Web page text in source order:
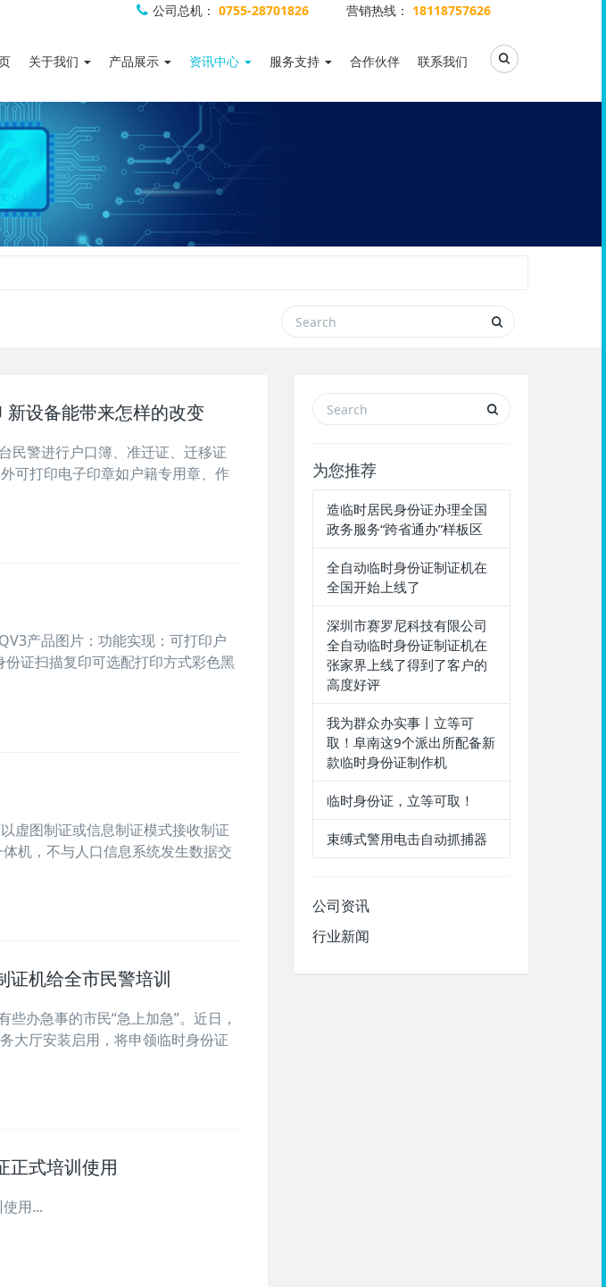
公司总机： 0755-28701826 营销热线： 18118757626
Toggle Search
关于我们 产品展示 资讯中心 服务支持 合作伙伴 联系我们
新设备能带来怎样的改变
民警进行户口簿、准迁证、迁移证
可打印电子印章如户籍专用章、作
产品图片：功能实现：可打印户
证扫描复印可选配打印方式彩色黑
虚图制证或信息制证模式接收制证
机，不与人口信息系统发生数据交
证机给全市民警培训
办急事的市民“急上加急”。近日，
大厅安装启用，将申领临时身份证
正式培训使用
用...
为您推荐
造临时居民身份证办理全国
政务服务“跨省通办”样板区​
全自动临时身份证制证机在
全国开始上线了
深圳市赛罗尼科技有限公司
全自动临时身份证制证机在
张家界上线了得到了客户的
高度好评
我为群众办实事丨立等可
取！阜南这9个派出所配备新
款临时身份证制作机
临时身份证，立等可取！
束缚式警用电击自动抓捕器
公司资讯
行业新闻